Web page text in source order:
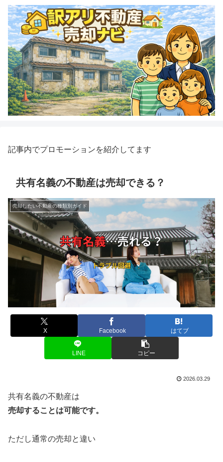
記事内でプロモーションを紹介してます
共有名義の不動産は売却できる？
売却したい不動産の種類別ガイド
X Facebook はてブ
LINE コピー
2026.03.29
共有名義の不動産は
売却することは可能です。
ただし通常の売却と違い